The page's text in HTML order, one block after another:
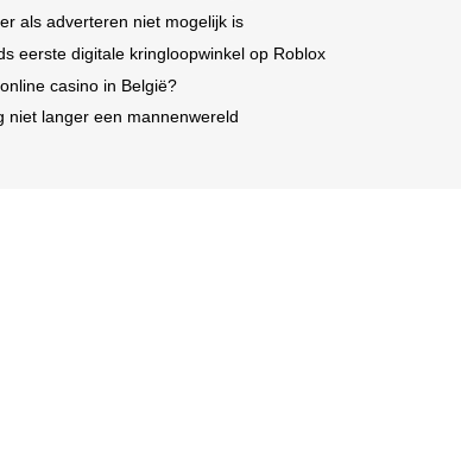
als adverteren niet mogelijk is
eerste digitale kringloopwinkel op Roblox
casino in België?
niet langer een mannenwereld